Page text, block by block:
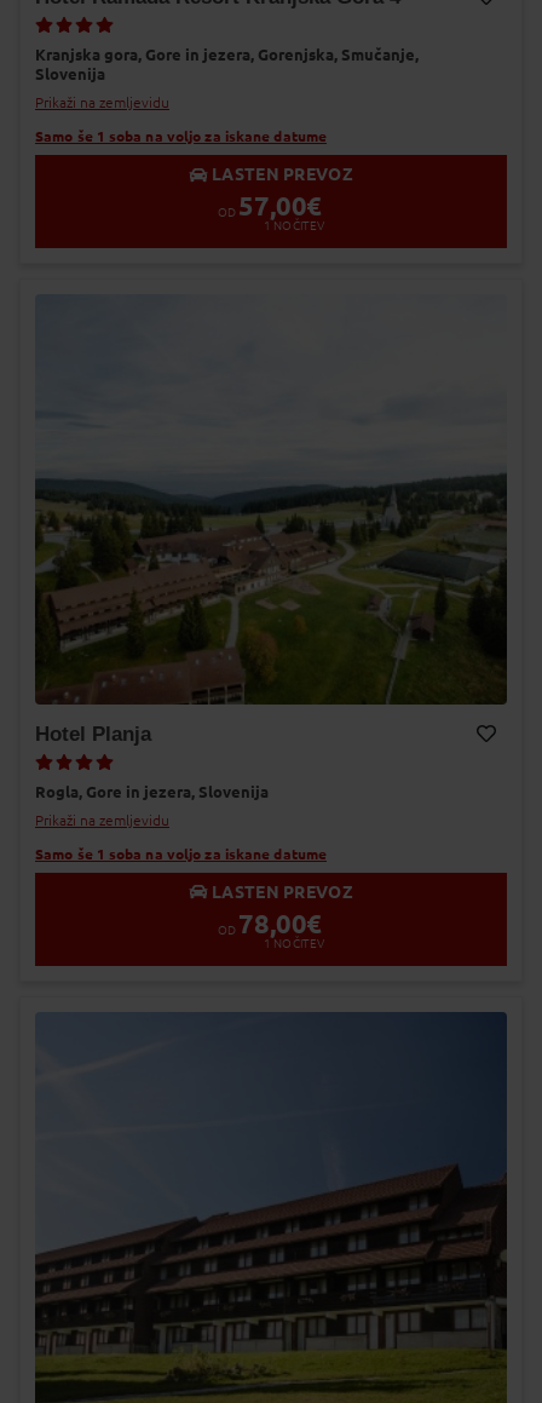
Kranjska gora, Gore in jezera, Gorenjska, Smučanje,
Slovenija
Prikaži na zemljevidu
Samo še 1 soba na voljo za iskane datume
LASTEN PREVOZ
OD 57,00€
1 NOČITEV
Hotel Planja
Rogla, Gore in jezera, Slovenija
Prikaži na zemljevidu
Samo še 1 soba na voljo za iskane datume
LASTEN PREVOZ
OD 78,00€
1 NOČITEV